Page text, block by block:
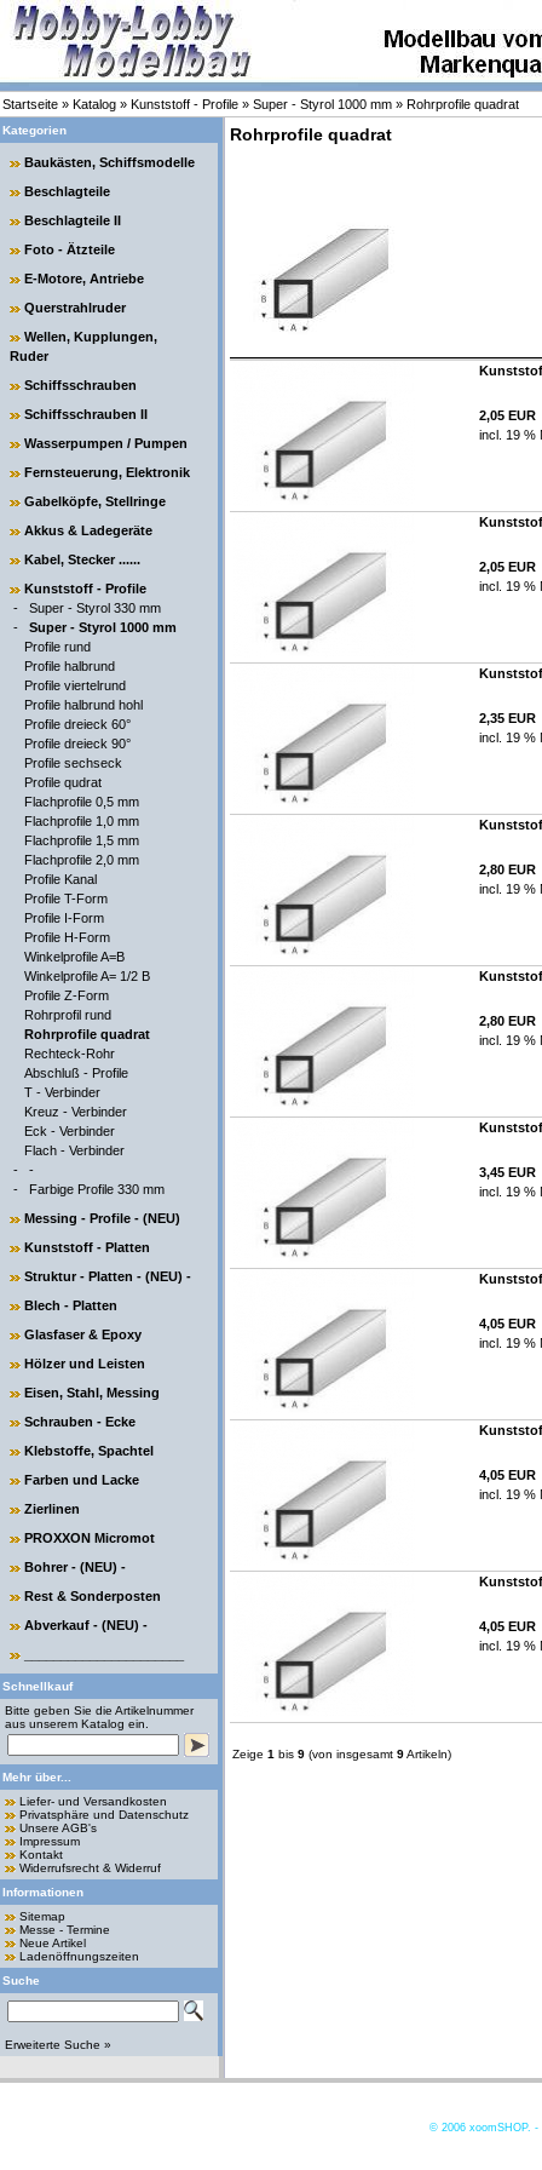
Startseite » Katalog » Kunststoff - Profile » Super - Styrol 1000 mm » Rohrprofile quadrat
Kategorien
Baukästen, Schiffsmodelle
Beschlagteile
Beschlagteile II
Foto - Ätzteile
E-Motore, Antriebe
Querstrahlruder
Wellen, Kupplungen,
Ruder
Schiffsschrauben
Schiffsschrauben II
Wasserpumpen / Pumpen
Fernsteuerung, Elektronik
Gabelköpfe, Stellringe
Akkus & Ladegeräte
Kabel, Stecker ......
Kunststoff - Profile
- Super - Styrol 330 mm
- Super - Styrol 1000 mm
Profile rund
Profile halbrund
Profile viertelrund
Profile halbrund hohl
Profile dreieck 60°
Profile dreieck 90°
Profile sechseck
Profile qudrat
Flachprofile 0,5 mm
Flachprofile 1,0 mm
Flachprofile 1,5 mm
Flachprofile 2,0 mm
Profile Kanal
Profile T-Form
Profile I-Form
Profile H-Form
Winkelprofile A=B
Winkelprofile A= 1/2 B
Profile Z-Form
Rohrprofil rund
Rohrprofile quadrat
Rechteck-Rohr
Abschluß - Profile
T - Verbinder
Kreuz - Verbinder
Eck - Verbinder
Flach - Verbinder
- -
- Farbige Profile 330 mm
Messing - Profile - (NEU)
Kunststoff - Platten
Struktur - Platten - (NEU) -
Blech - Platten
Glasfaser & Epoxy
Hölzer und Leisten
Eisen, Stahl, Messing
Schrauben - Ecke
Klebstoffe, Spachtel
Farben und Lacke
Zierlinen
PROXXON Micromot
Bohrer - (NEU) -
Rest & Sonderposten
Abverkauf - (NEU) -
Schnellkauf
Bitte geben Sie die Artikelnummer
aus unserem Katalog ein.
Mehr über...
Liefer- und Versandkosten
Privatsphäre und Datenschutz
Unsere AGB's
Impressum
Kontakt
Widerrufsrecht & Widerruf
Informationen
Sitemap
Messe - Termine
Neue Artikel
Ladenöffnungszeiten
Suche
Erweiterte Suche »
Rohrprofile quadrat
2,05 EUR
incl. 19 %
2,05 EUR
incl. 19 %
2,35 EUR
incl. 19 %
2,80 EUR
incl. 19 %
2,80 EUR
incl. 19 %
3,45 EUR
incl. 19 %
4,05 EUR
incl. 19 %
4,05 EUR
incl. 19 %
4,05 EUR
incl. 19 %
Zeige 1 bis 9 (von insgesamt 9Artikeln)
© 2006 xoomSHOP. -